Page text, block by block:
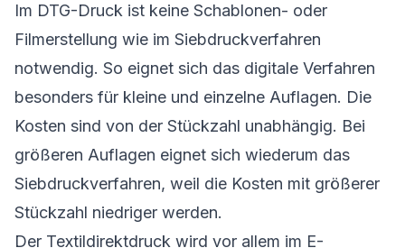
Im DTG-Druck ist keine Schablonen- oder
Filmerstellung wie im Siebdruckverfahren
notwendig. So eignet sich das digitale Verfahren
besonders für kleine und einzelne Auflagen. Die
Kosten sind von der Stückzahl unabhängig. Bei
größeren Auflagen eignet sich wiederum das
Siebdruckverfahren, weil die Kosten mit größerer
Stückzahl niedriger werden.
Der Textildirektdruck wird vor allem im E-